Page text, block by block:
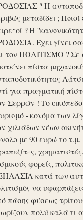
? Η
μεταδίδει ;
? Η
Έχει γίνει
τον ΠΟΛΙΤΙΣΜΟ ? Σε
πίστα
για πραγματική
Σερρών ! Το οικόπεδο
- κονόμα των
χιλιάδων νέων
με 90 ευρώ το
φορείς,
κατά των
να
πάσης φύσεως
πολύ καλά τι